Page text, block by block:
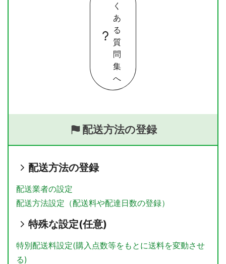
く
あ
る
質
問
集
へ
配送方法の登録
配送方法の登録
配送業者の設定
配送方法設定（配送料や配達日数の登録）
特殊な設定(任意)
特別配送料設定(購入点数等をもとに送料を変動させ
る)